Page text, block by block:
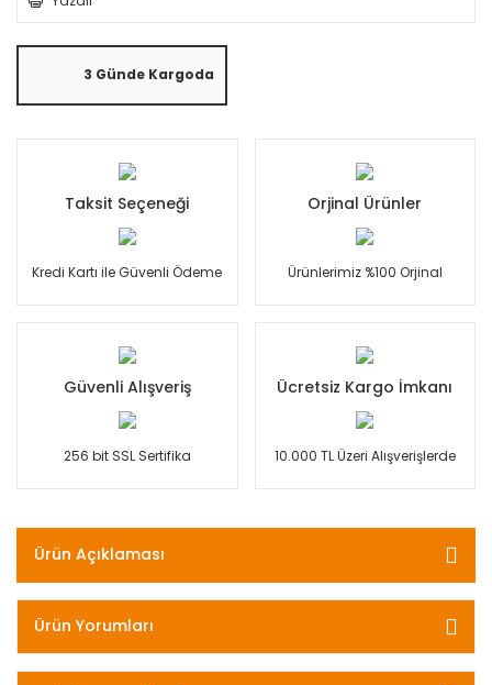
3 Günde Kargoda
Taksit Seçeneği
Kredi Kartı ile Güvenli Ödeme
Orjinal Ürünler
Ürünlerimiz %100 Orjinal
Güvenli Alışveriş
256 bit SSL Sertifika
Ücretsiz Kargo İmkanı
10.000 TL Üzeri Alışverişlerde
Ürün Açıklaması
Ürün Yorumları